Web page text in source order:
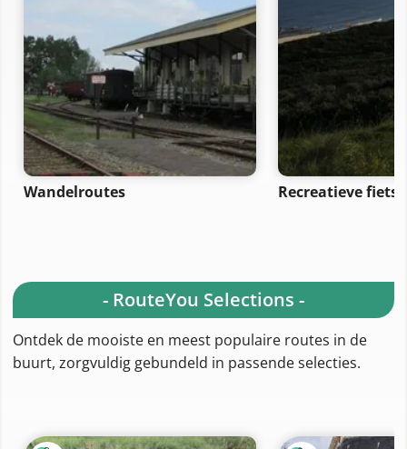
Wandelroutes Recreatieve
- RouteYou Selections -
Ontdek de mooiste en meest populaire routes in de
buurt, zorgvuldig gebundeld in passende selecties.